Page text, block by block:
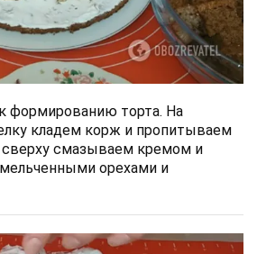
формированию торта. На
кладем корж и пропитываем
сверху смазываем кремом и
орехами и